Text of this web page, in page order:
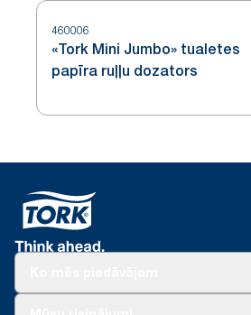
460006
«Tork Mini Jumbo» tualetes
papīra ruļļu dozators